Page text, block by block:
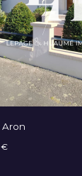
VOIR LE
Aron
€